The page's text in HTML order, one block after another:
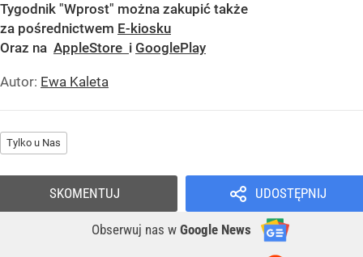
Tygodnik "Wprost" można zakupić także
za pośrednictwem E-kiosku
Oraz na AppleStore i GooglePlay
Autor: Ewa Kaleta
Tylko u Nas
UDOSTĘPNIJ
Obserwuj nas w Google News
SKOMENTUJ